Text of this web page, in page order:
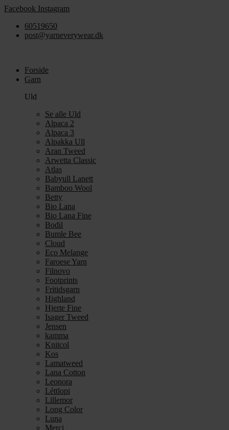
Videre
indhold
Facebook Instagram
60519650
post@yarneverywear.dk
Forside
Garn
Uld
Se alle Uld
Alpaca 2
Alpaca 3
Alpakka Ull
Aran Tweed
Arwetta Classic
Atlas
Babyull Lanett
Bamboo Wool
Betty
Bio Lana
Bio Lana Fine
Bodil
Bumle Bee
Cloud
Eco Melange
Faroese Yarn
Filnovo
Footprints
Fritidsgarn
Highland
Hjerte Fine
Isager Tweed
Jensen
kamma
Knitcol
Kos
Lamatweed
Lana Cotton
Leonora
Léttlopi
Lillemor
Long Color
Luna
Merci